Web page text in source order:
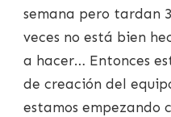
semana pero tardan
veces no está bien
a hacer… Entonces
de creación del
estamos empezando